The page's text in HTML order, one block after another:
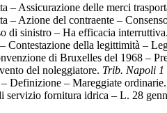
– Assicurazione delle merci
– Azione del contraente –
di sinistro – Ha efficacia interruttiva.
Contestazione della legittimità –
di Bruxelles del 1968 –
del noleggiatore. Trib. Napoli 1
Definizione – Mareggiate ordinarie.
servizio fornitura idrica – L. 28